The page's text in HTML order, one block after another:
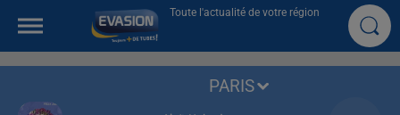
Toute l'actualité de votre région
PARIS